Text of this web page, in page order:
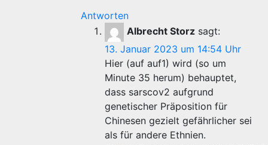
Antworten
Albrecht Storz sagt:
13. Januar 2023 um 14:54 Uhr
Hier (auf auf1) wird (so um
Minute 35 herum) behauptet,
dass sarscov2 aufgrund
genetischer Präposition für
Chinesen gezielt gefährlicher sei
als für andere Ethnien.